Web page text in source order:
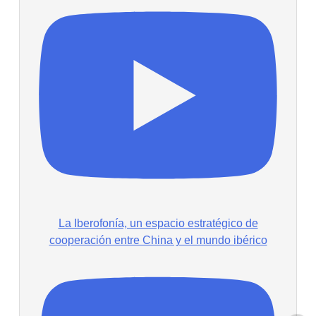
La Iberofonía, un espacio estratégico de
cooperación entre China y el mundo ibérico